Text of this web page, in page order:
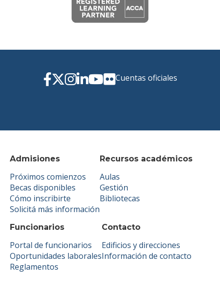
Admisiones
Próximos comienzos
Becas disponibles
Cómo inscribirte
Solicitá más información
Recursos académicos
Aulas
Gestión
Bibliotecas
Funcionarios
Portal de funcionarios
Oportunidades laborales
Reglamentos
Contacto
Edificios y direcciones
Información de contacto
Cuentas oficiales